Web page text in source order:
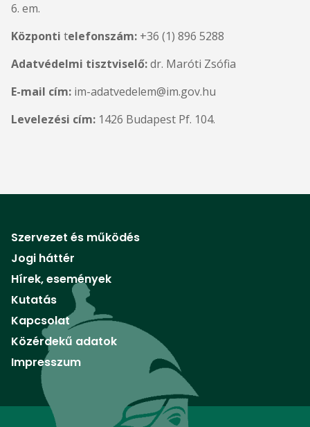
6. em.
Központi telefonszám: +36 (1) 896 5288
Adatvédelmi tisztviselő:dr. Maróti Zsófia
E-mail cím: im-adatvedelem@im.gov.hu
Levelezési cím: 1426 Budapest Pf. 104.
Szervezet és működés
Jogi háttér
Hírek, események
Kutatás
Kapcsolat
Közérdekű adatok
Impresszum